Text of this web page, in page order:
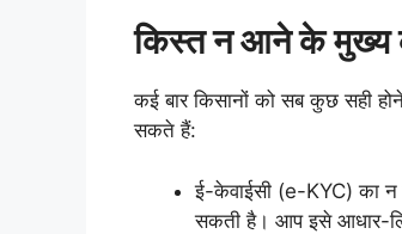
किस्त न आने के मुख्य
कई बार किसानों को सब कुछ सही
सकते हैं:
ई-केवाईसी (e-KYC) का न
सकती है। आप इसे आधार-